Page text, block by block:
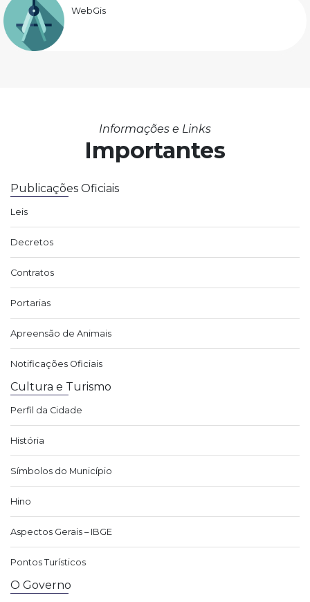
WebGis
Informações e Links
Importantes
Publicações Oficiais
Leis
Decretos
Contratos
Portarias
Apreensão de Animais
Notificações Oficiais
Cultura e Turismo
Perfil da Cidade
História
Símbolos do Município
Hino
Aspectos Gerais – IBGE
Pontos Turísticos
O Governo